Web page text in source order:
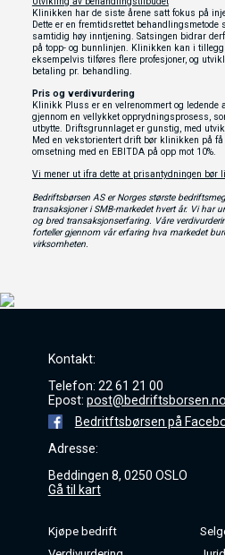
Klinikken har de siste årene satt fokus på
Dette er en fremtidsrettet behandlingsmetode
samtidig høy inntjening. Satsingen bidrar
på topp- og bunnlinjen. Klinikken kan i
eksempelvis tilføres flere profesjoner, og
betaling pr. behandling.
Pris og verdivurdering
Klinikk Pluss er en velrenommert og
gjennom en vellykket opprydningsprosess,
utbytte. Driftsgrunnlaget er gunstig, med
Med en vekstorientert drift bør klinikken på
omsetning med en EBITDA på opp mot 10%.
Vi mener ut ifra dette at prisantydningen bør
Bedriftsbørsen AS er Norges største
transaksjoner i SMB-markedet hvert år. Vi har
og bred transaksjonserfaring. Våre
forteller gjennom vår erfaring hva markedet
virksomheten.
Kontakt:
Telefon: 22 61 21 00
Epost: post@bedriftsborsen.no
Bedritftsbørsen på
Adresse:
Beddingen 8, 0250 OSLO
Gå til kart
Kjøpe bedrift